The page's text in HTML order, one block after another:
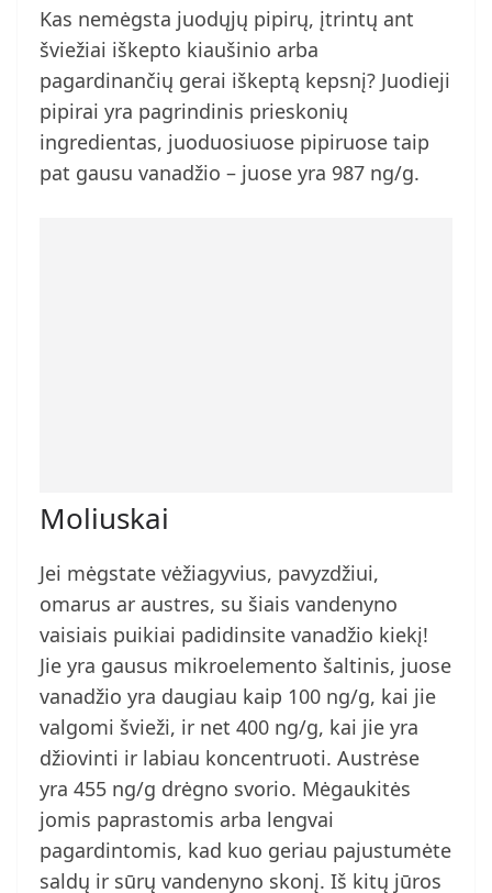
Kas nemėgsta juodųjų pipirų, įtrintų ant
šviežiai iškepto kiaušinio arba
pagardinančių gerai iškeptą kepsnį? Juodieji
pipirai yra pagrindinis prieskonių
ingredientas, juoduosiuose pipiruose taip
pat gausu vanadžio – juose yra 987 ng/g.
Moliuskai
Jei mėgstate vėžiagyvius, pavyzdžiui,
omarus ar austres, su šiais vandenyno
vaisiais puikiai padidinsite vanadžio kiekį!
Jie yra gausus mikroelemento šaltinis, juose
vanadžio yra daugiau kaip 100 ng/g, kai jie
valgomi švieži, ir net 400 ng/g, kai jie yra
džiovinti ir labiau koncentruoti. Austrėse
yra 455 ng/g drėgno svorio. Mėgaukitės
jomis paprastomis arba lengvai
pagardintomis, kad kuo geriau pajustumėte
saldų ir sūrų vandenyno skonį. Iš kitų jūros